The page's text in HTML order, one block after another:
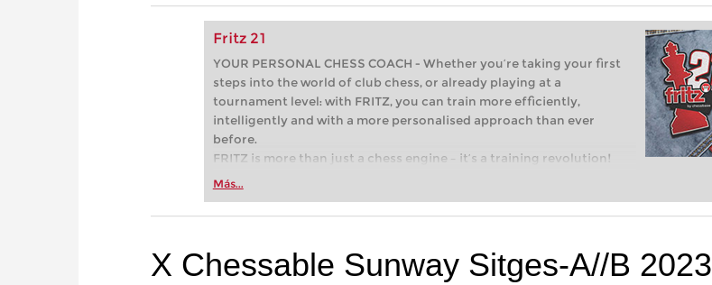
Fritz 21
YOUR PERSONAL CHESS COACH - Whether you’re taking your first
steps into the world of club chess, or already playing at a
tournament level: with FRITZ, you can train more efficiently,
intelligently and with a more personalised approach than ever
before.
FRITZ is more than just a chess engine – it’s a training revolution!
Whether you’re taking your first steps into the world of club chess,
more efficiently, intelligently and with a more personalised
Más...
X Chessable Sunway Sitges-A//B 2023